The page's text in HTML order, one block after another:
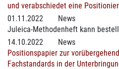
und verabschiedet eine
01.11.2022
News
Juleica-Methodenheft kann
14.10.2022
News
Positionspapier zur
Fachstandards in der